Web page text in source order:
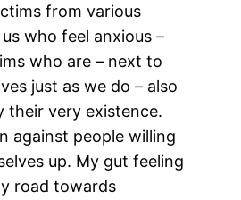
from various
who feel anxious –
who are – next to
just as we do – also
their very existence.
against people willing
up. My gut feeling
road towards